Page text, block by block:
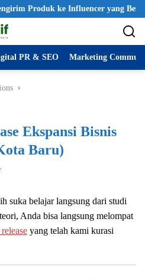
Produk ke Influencer yang Benar
PR & SEO Marketing
Ekspansi Bisnis
Baru)
suka belajar langsung dari studi
Anda bisa langsung melompat
yang telah kami kurasi